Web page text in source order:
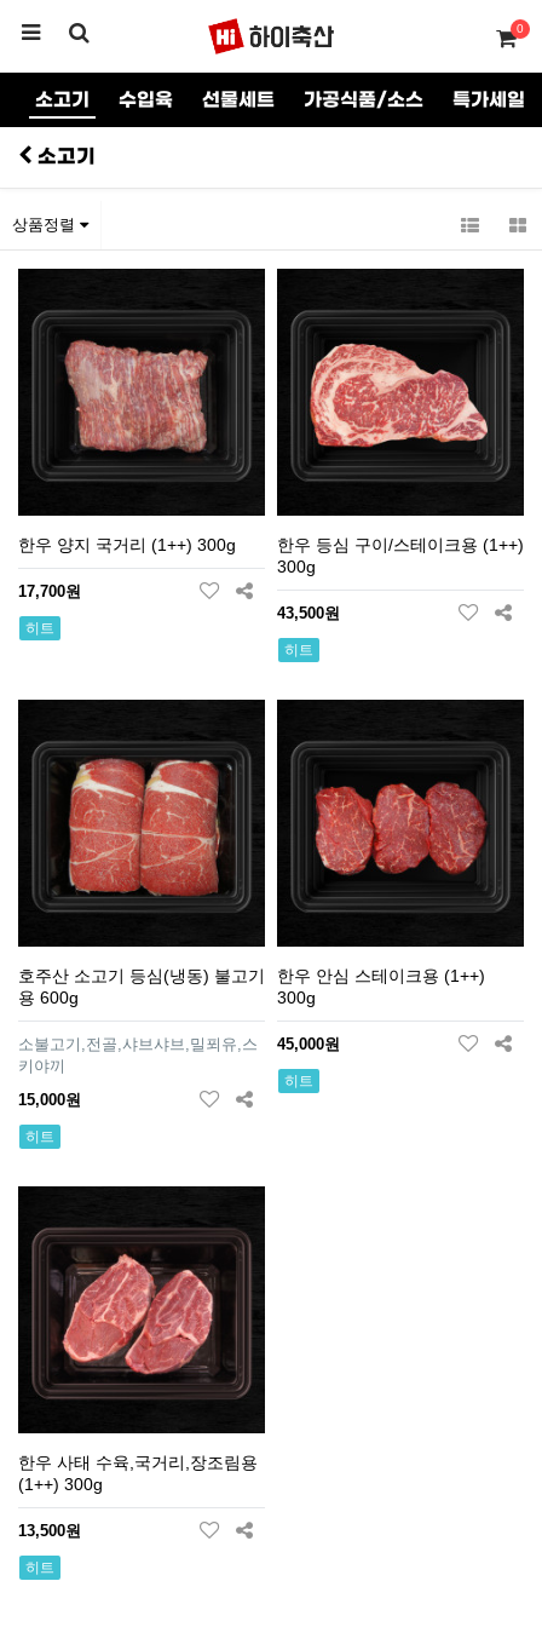
0
소고기 수입육 선물세트 가공식품/소스 특가세일
소고기
상품정렬
한우 양지 국거리 (1++) 300g
17,700원
히트
한우 등심 구이/스테이크용 (1++)
300g
43,500원
히트
호주산 소고기 등심(냉동) 불고기
용 600g
소불고기,전골,샤브샤브,밀푀유,스
키야끼
15,000원
히트
한우 안심 스테이크용 (1++)
300g
45,000원
히트
한우 사태 수육,국거리,장조림용
(1++) 300g
13,500원
히트